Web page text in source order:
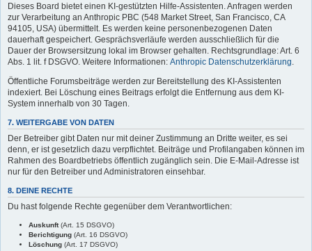
Dieses Board bietet einen KI-gestützten Hilfe-Assistenten. Anfragen werden
zur Verarbeitung an Anthropic PBC (548 Market Street, San Francisco, CA
94105, USA) übermittelt. Es werden keine personenbezogenen Daten
dauerhaft gespeichert. Gesprächsverläufe werden ausschließlich für die
Dauer der Browsersitzung lokal im Browser gehalten. Rechtsgrundlage: Art. 6
Abs. 1 lit. f DSGVO. Weitere Informationen: Anthropic Datenschutzerklärung
Öffentliche Forumsbeiträge werden zur Bereitstellung des KI-Assistenten
indexiert. Bei Löschung eines Beitrags erfolgt die Entfernung aus dem KI-
System innerhalb von 30 Tagen.
7. WEITERGABE VON DATEN
Der Betreiber gibt Daten nur mit deiner Zustimmung an Dritte weiter, es sei
denn, er ist gesetzlich dazu verpflichtet. Beiträge und Profilangaben können im
Rahmen des Boardbetriebs öffentlich zugänglich sein. Die E-Mail-Adresse ist
nur für den Betreiber und Administratoren einsehbar.
8. DEINE RECHTE
Du hast folgende Rechte gegenüber dem Verantwortlichen:
Auskunft(Art. 15 DSGVO)
Berichtigung (Art. 16 DSGVO)
Löschung (Art. 17 DSGVO)